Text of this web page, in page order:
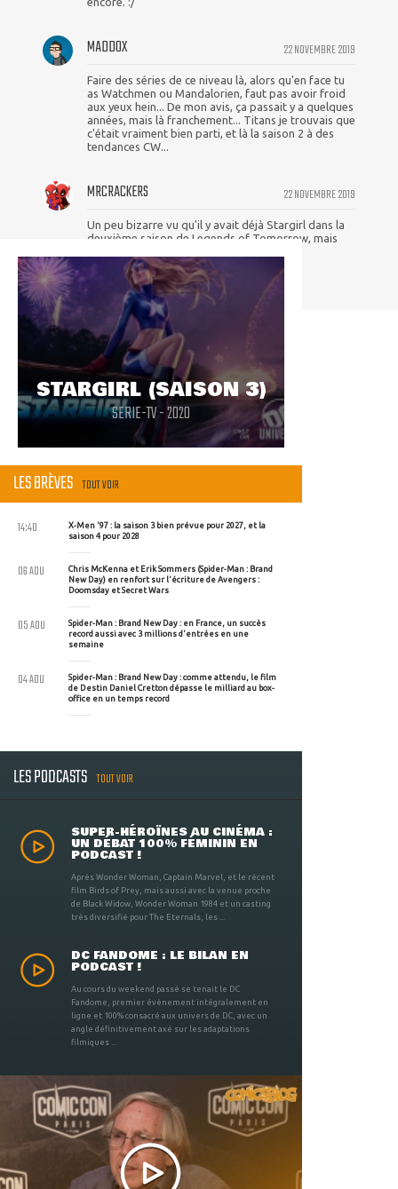
22 NOVEMBRE 2019
MADDOX
Faire des séries de ce niveau là, alors qu'en face tu
as Watchmen ou Mandalorien, faut pas avoir froid
aux yeux hein... De mon avis, ça passait y a quelques
années, mais là franchement... Titans je trouvais que
c'était vraiment bien parti, et là la saison 2 à des
tendances CW...
22 NOVEMBRE 2019
MRCRACKERS
Un peu bizarre vu qu'il y avait déjà Stargirl dans la
deuxième saison de Legends of Tomorrow, mais
STARGIRL (SAISON 3)
SERIE-TV - 2020
LES BRÈVES TOUT VOIR
X-Men '97 : la saison 3 bien prévue pour 2027, et la
saison 4 pour 2028
14:40
Chris McKenna et Erik Sommers (Spider-Man : Brand
New Day) en renfort sur l'écriture de Avengers :
Doomsday et Secret Wars
06 AOU
Spider-Man : Brand New Day : en France, un succès
record aussi avec 3 millions d'entrées en une
semaine
05 AOU
Spider-Man : Brand New Day : comme attendu, le film
de Destin Daniel Cretton dépasse le milliard au box-
office en un temps record
04 AOU
LES PODCASTS TOUT VOIR
SUPER-HÉROÏNES AU CINÉMA :
UN DÉBAT 100% FÉMININ EN
PODCAST !
Après Wonder Woman, Captain Marvel, et le récent
film Birds of Prey, mais aussi avec la venue proche
de Black Widow, Wonder Woman 1984 et un casting
très diversifié pour The Eternals, les ...
DC FANDOME : LE BILAN EN
PODCAST !
Au cours du weekend passé se tenait le DC
Fandome, premier évènement intégralement en
ligne et 100% consacré aux univers de DC, avec un
angle définitivement axé sur les adaptations
filmiques ...